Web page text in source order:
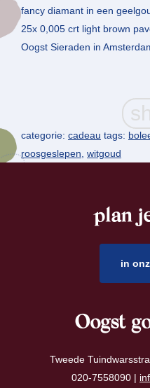
fancy diamant in een
25x 0,005 crt light brown
Oogst Sieraden in
categorie: cadeau tags:
roosgeslepen witgoud
plan
in
Oogst
Tweede
020-7558090 |